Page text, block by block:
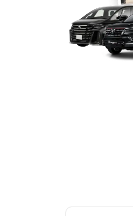
Mitsubishi
antara performa
kebutuhan
mobil Pajero
luar kota,
bisa
memberikan